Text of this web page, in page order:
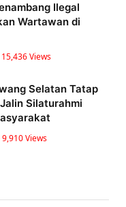
Ilegal
Wartawan di
15,436Views
Selatan Tatap
Silaturahmi
9,910Views